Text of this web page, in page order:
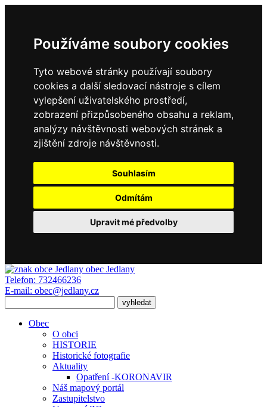
Používáme soubory cookies
Tyto webové stránky používají soubory
cookies a další sledovací nástroje s cílem
vylepšení uživatelského prostředí,
zobrazení přizpůsobeného obsahu a reklam,
analýzy návštěvnosti webových stránek a
zjištění zdroje návštěvnosti.
Souhlasím
Odmítám
Upravit mé předvolby
obec Jedlany
Telefon: 732466236
E-mail: obec@jedlany.cz
Obec
O obci
HISTORIE
Historické fotografie
Aktuality
Opatření -KORONAVIR
Náš mapový portál
Zastupitelstvo